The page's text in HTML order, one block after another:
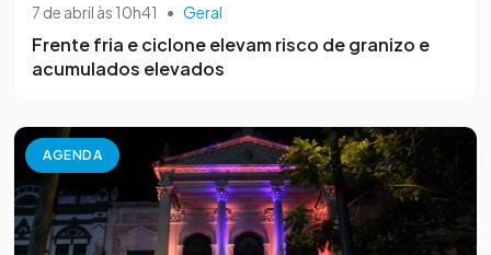
7 de abril às 10h41 • Geral
Frente fria e ciclone elevam risco de granizo e
acumulados elevados
AGENDA